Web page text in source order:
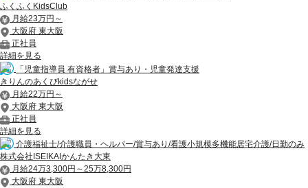
ふくふくKidsClub
月給23万円～
大阪府 東大阪
正社員
詳細を見る
「児童指導員 有資格者」賞与あり・児童発達支援
きりんのあくびkidsながせ
月給22万円～
大阪府 東大阪
正社員
詳細を見る
介護福祉士/介護職員・ヘルパー/賞与あり/看護小規模多機能居宅介護/日勤のみ
株式会社ISEIKAIかんたき大東
月給24万3,300円～25万8,300円
大阪府 東大阪